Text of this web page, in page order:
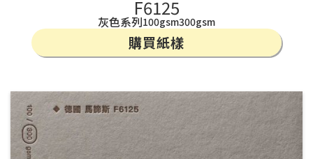
F6125
灰色系列100gsm300gsm
購買紙樣